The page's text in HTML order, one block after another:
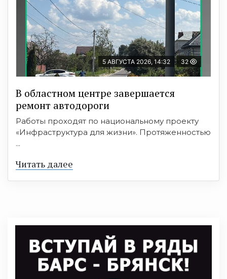
5 АВГУСТА 2026, 14:32 32
В областном центре завершается
ремонт автодороги
Работы проходят по национальному проекту
«Инфраструктура для жизни». Протяженностью
...
Читать далее